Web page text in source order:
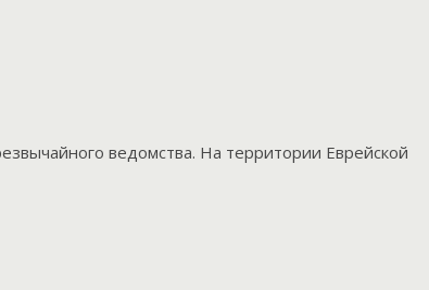
ведомства. На территории Еврейской